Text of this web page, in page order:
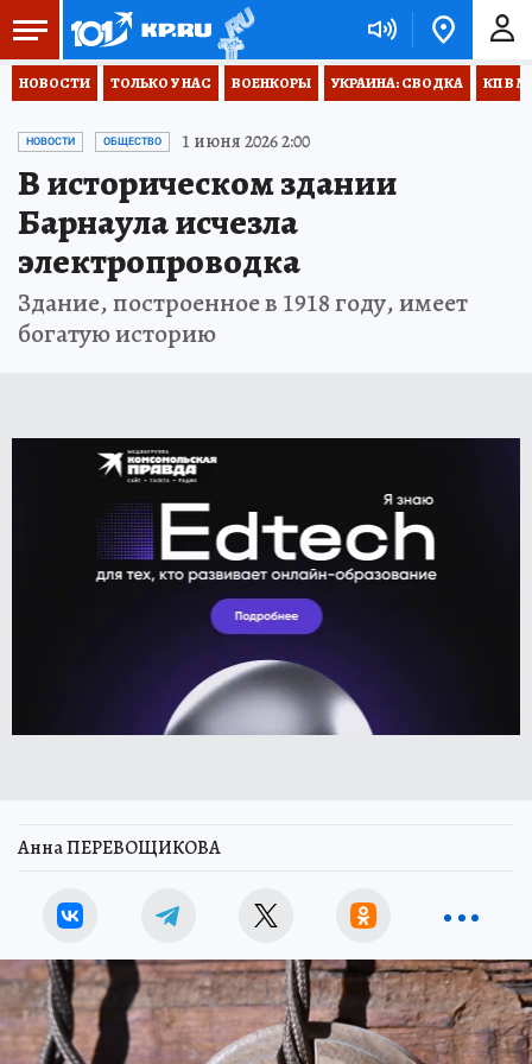
НОВОСТИ ТОЛЬКО У НАС ВОЕНКОРЫ УКРАИНА: СВОДКА КП В
НОВОСТИ ОБЩЕСТВО 1 июня 2026 2:00
В историческом здании
Барнаула исчезла
электропроводка
Здание, построенное в 1918 году, имеет
богатую историю
Анна ПЕРЕВОЩИКОВА